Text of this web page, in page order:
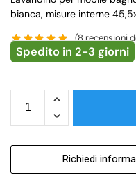
bianca, misure interne
(8recensioni
Spedito in 2-3 giorni
Richiedi